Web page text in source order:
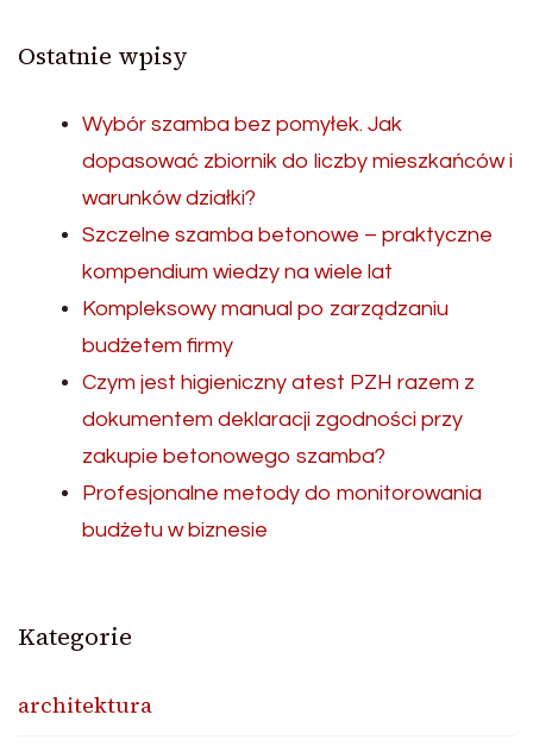
Ostatnie wpisy
Wybór szamba bez pomyłek. Jak
dopasować zbiornik do liczby mieszkańców i
warunków działki?
Szczelne szamba betonowe – praktyczne
kompendium wiedzy na wiele lat
Kompleksowy manual po zarządzaniu
budżetem firmy
Czym jest higieniczny atest PZH razem z
dokumentem deklaracji zgodności przy
zakupie betonowego szamba?
Profesjonalne metody do monitorowania
budżetu w biznesie
Kategorie
architektura